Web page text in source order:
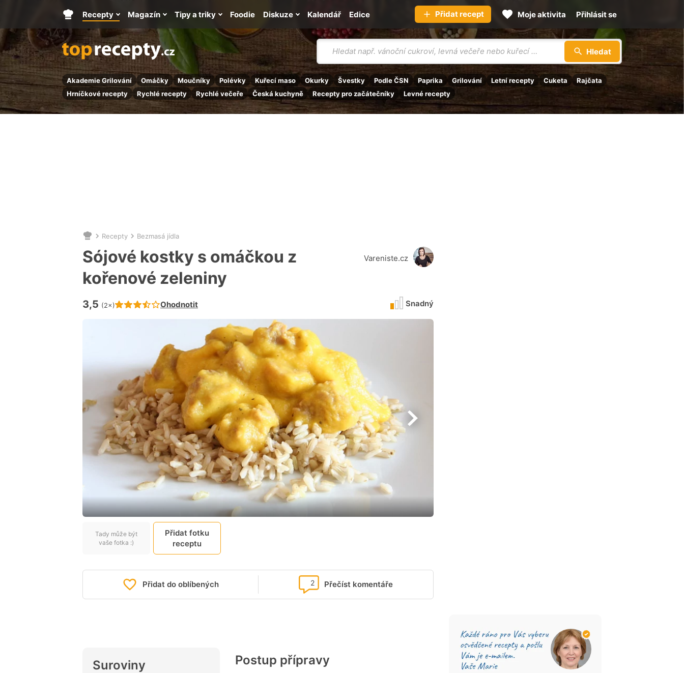
Vyhledávání
Hledat
Akademie Grilování Omáčky Moučníky Polévky Kuřecí maso Okurky Švestky Podle ČSN Paprika Grilování Letní recepty Cuketa
Rajčata
Hrníčkové recepty
Rychlé recepty Rychlé večeře Česká kuchyně Recepty pro začátečníky Levné recepty
Hlavní
stránka
Recepty Magazín Tipy a triky Kalendář
Foodie Diskuze Edice Přidat recept Moje aktivita Přihlásit se
Nacházíte
se
zde:
Recepty Bezmasá jídla
Sójové kostky s omáčkou z
kořenové zeleniny
Hodnocení receptu je
3,5 (2×) Ohodnotit
Vareniste.cz
Snadný
Tady může být
vaše fotka :)
Přidat fotku
receptu
Přidat do oblíbených Přečíst komentáře
2
Suroviny Postup přípravy